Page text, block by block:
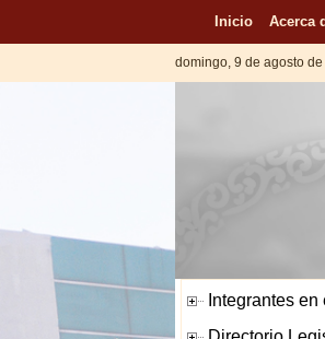
Inicio Acerca
domingo, 9 de agosto